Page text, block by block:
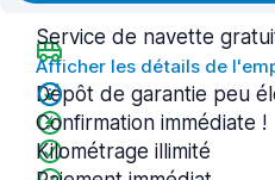
Service de navette
Afficher les détails de
Dépôt de garantie peu
Confirmation immédiate !
Kilométrage illimité